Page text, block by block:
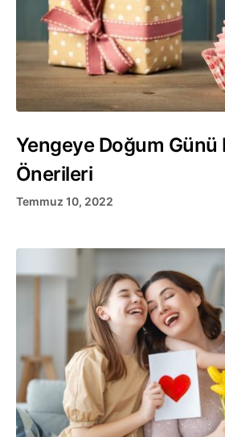
Yengeye Doğum Günü
Önerileri
Temmuz 10, 2022